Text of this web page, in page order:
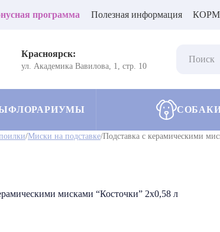
программа Полезная информация
Красноярск:
ул. Академика Вавилова, 1, стр. 10
ФЛОРАРИУМЫ
/Миски на подставке/Подставка с керамическими